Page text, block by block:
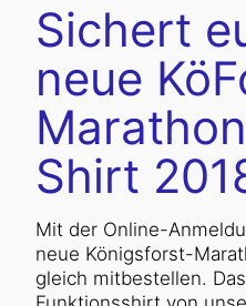
Sichert
neue
Shirt
Mit der Online-
neue Königsforst-
gleich mitbestellen.